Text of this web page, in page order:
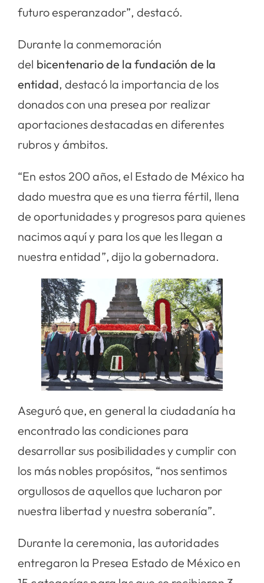
futuro esperanzador”, destacó.
Durante la conmemoración
del bicentenario de la fundación de la
entidad, destacó la importancia de los
donados con una presea por realizar
aportaciones destacadas en diferentes
rubros y ámbitos.
“En estos 200 años, el Estado de México ha
dado muestra que es una tierra fértil, llena
de oportunidades y progresos para quienes
nacimos aquí y para los que les llegan a
nuestra entidad”, dijo la gobernadora.
Aseguró que, en general la ciudadanía ha
encontrado las condiciones para
desarrollar sus posibilidades y cumplir con
los más nobles propósitos, “nos sentimos
orgullosos de aquellos que lucharon por
nuestra libertad y nuestra soberanía”.
Durante la ceremonia, las autoridades
entregaron la Presea Estado de México en